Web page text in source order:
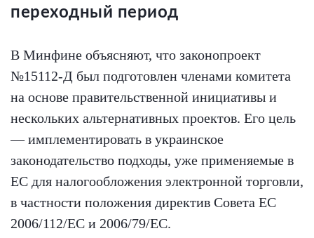
переходный период
В Минфине объясняют, что законопроект
№15112-Д был подготовлен членами комитета
на основе правительственной инициативы и
нескольких альтернативных проектов. Его цель
— имплементировать в украинское
законодательство подходы, уже применяемые в
ЕС для налогообложения электронной торговли,
в частности положения директив Совета ЕС
2006/112/ЕС и 2006/79/ЕС.